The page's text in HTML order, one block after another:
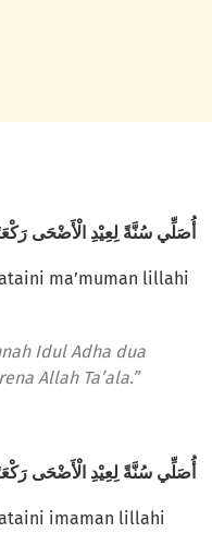
أُصَلِّي سُنَّةً لِعِيْدِ الْأَضْحَى
ma’muman lillahi
Idul Adha dua
Allah Ta’ala.”
أُصَلِّي سُنَّةً لِعِيْدِ الْأَضْحَى
imaman lillahi